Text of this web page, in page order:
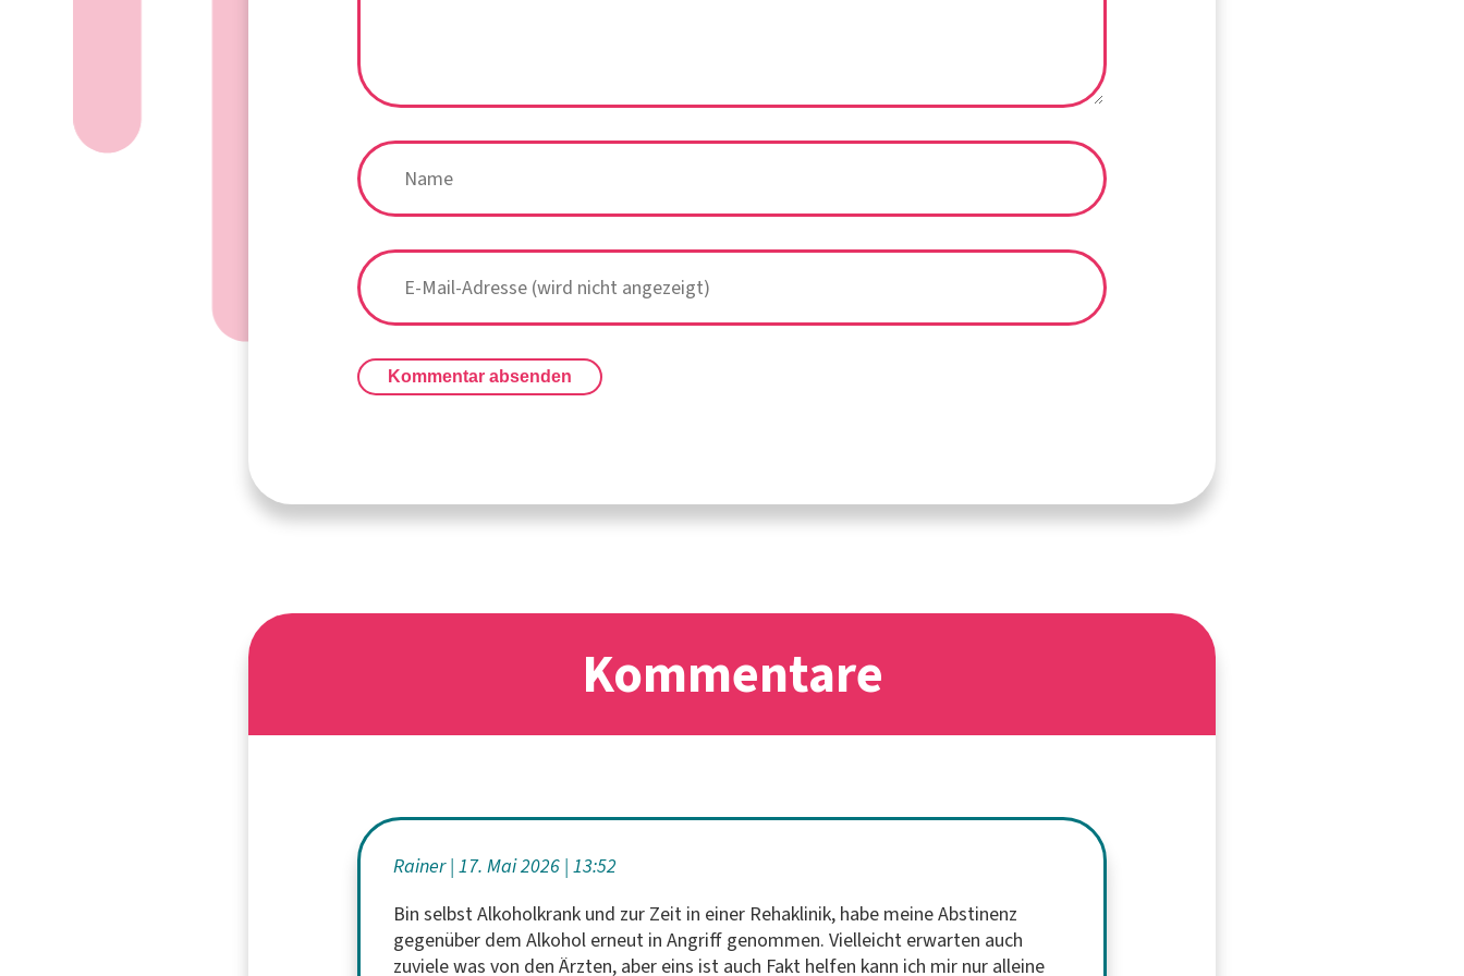
Kommentar absenden
Kommentare
Rainer 17. Mai 2026 13:52
Bin selbst Alkoholkrank und zur Zeit in einer Rehaklinik, habe meine Abstinenz
gegenüber dem Alkohol erneut in Angriff genommen. Vielleicht erwarten auch
zuviele was von den Ärzten, aber eins ist auch Fakt helfen kann ich mir nur alleine